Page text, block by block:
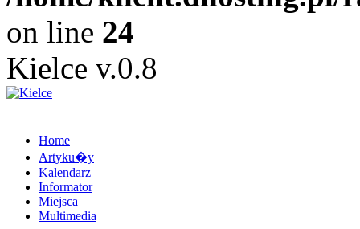
on line 24
Kielce v.0.8
Home
Artyku�y
Kalendarz
Informator
Miejsca
Multimedia